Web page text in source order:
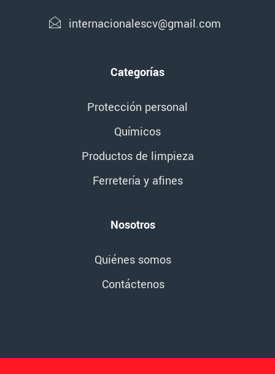
internacionalescv@gmail.com
Categorías
Protección personal
Químicos
Productos de limpieza
Ferretería y afines
Nosotros
Quiénes somos
Contáctenos